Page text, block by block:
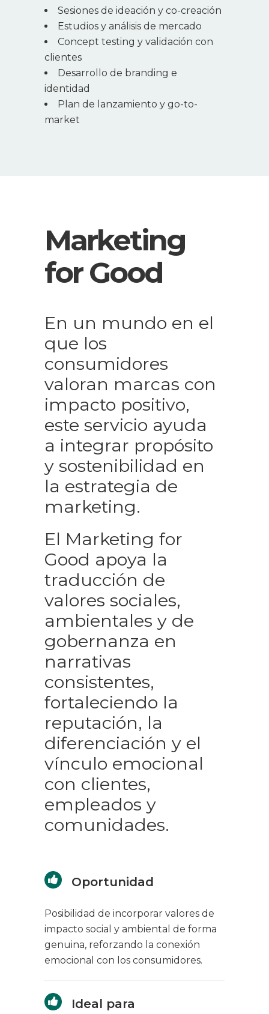
Sesiones de ideación y co-creación
Estudios y análisis de mercado
Concept testing y validación con
clientes
Desarrollo de branding e
identidad
Plan de lanzamiento y go-to-
market
Marketing
for Good
En un mundo en el
que los
consumidores
valoran marcas con
impacto positivo,
este servicio ayuda
a integrar propósito
y sostenibilidad en
la estrategia de
marketing.
El Marketing for
Good apoya la
traducción de
valores sociales,
ambientales y de
gobernanza en
narrativas
consistentes,
fortaleciendo la
reputación, la
diferenciación y el
vínculo emocional
con clientes,
empleados y
comunidades.
Oportunidad
Posibilidad de incorporar valores de
impacto social y ambiental de forma
genuina, reforzando la conexión
emocional con los consumidores.
Ideal para